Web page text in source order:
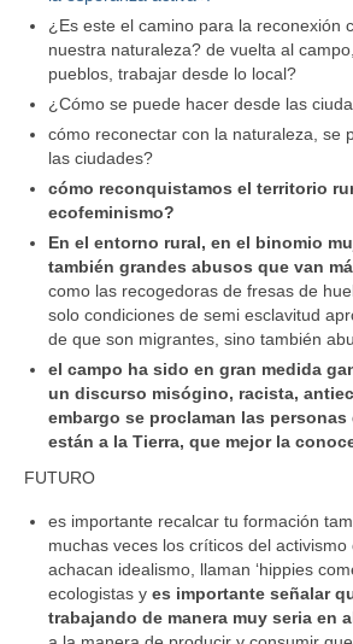
¿Es este el camino para la reconexión
nuestra naturaleza? de vuelta al
pueblos, trabajar desde lo local?
¿Cómo se puede hacer desde las
cómo reconectar con la naturaleza, se
las ciudades?
cómo reconquistamos el territorio
ecofeminismo?
En el entorno rural, en el binomio
también grandes abusos que van
como las recogedoras de fresas de
solo condiciones de semi esclavitud
de que son migrantes, sino también
el campo ha sido en gran medida
un discurso misógino, racista,
embargo se proclaman las personas
están a la Tierra, que mejor la
FUTURO
es importante recalcar tu formación
muchas veces los críticos del activismo
achacan idealismo, llaman ‘hippies
ecologistas y es importante señalar
trabajando de manera muy seria en